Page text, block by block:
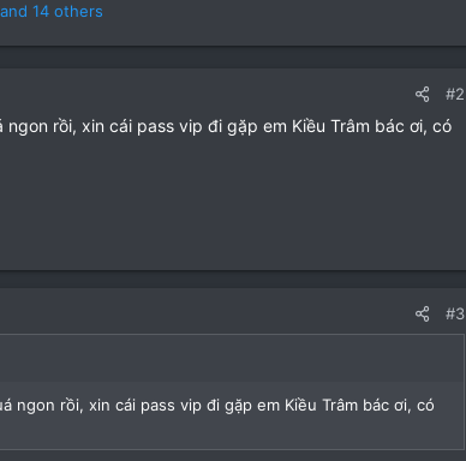
and 14 others
#2
ngon rồi, xin cái pass vip đi gặp em Kiều Trâm bác ơi, có
#3
ngon rồi, xin cái pass vip đi gặp em Kiều Trâm bác ơi, có